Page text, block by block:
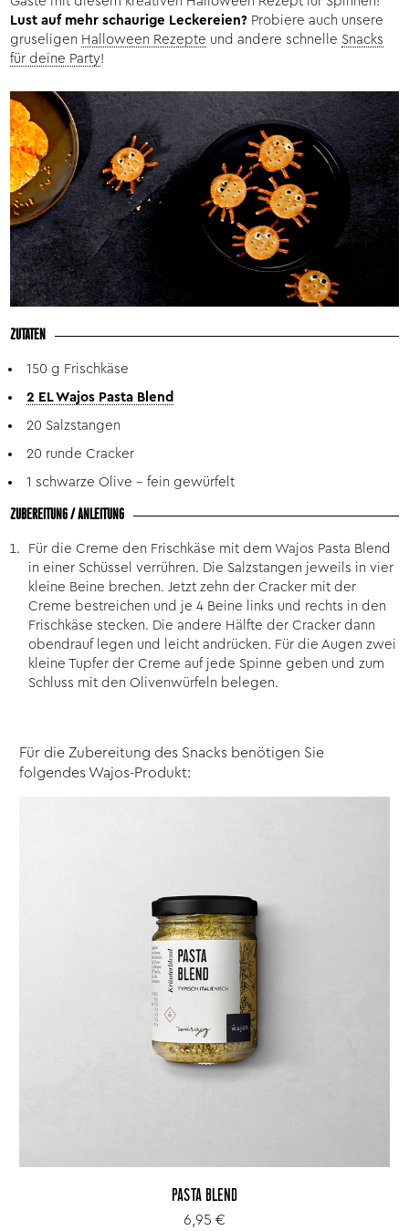
Lust auf mehr schaurige Leckereien? Probiere auch unsere
gruseligen Halloween Rezepte und andere schnelle Snacks
für deine Party!
ZUTATEN
150 g Frischkäse
2 EL Wajos Pasta Blend
20 Salzstangen
20 runde Cracker
1 schwarze Olive – fein gewürfelt
ZUBEREITUNG / ANLEITUNG
Für die Creme den Frischkäse mit dem Wajos Pasta Blend
in einer Schüssel verrühren. Die Salzstangen jeweils in vier
kleine Beine brechen. Jetzt zehn der Cracker mit der
Creme bestreichen und je 4 Beine links und rechts in den
Frischkäse stecken. Die andere Hälfte der Cracker dann
obendrauf legen und leicht andrücken. Für die Augen zwei
kleine Tupfer der Creme auf jede Spinne geben und zum
Schluss mit den Olivenwürfeln belegen.
Für die Zubereitung des Snacks benötigen Sie
folgendes Wajos-Produkt:
PASTA BLEND
6,95 €